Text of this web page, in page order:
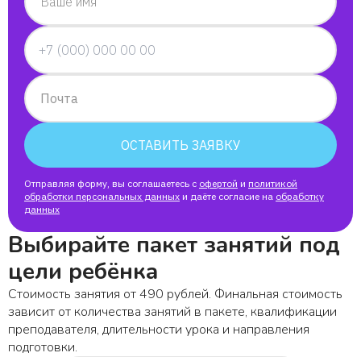
Почта
ОСТАВИТЬ ЗАЯВКУ
Отправляя форму, вы соглашаетесь с офертой и политикой
обработки персональных данных и даёте согласие на обработку
данных
Выбирайте пакет занятий под
цели ребёнка
Стоимость занятия от 490 рублей. Финальная стоимость
зависит от количества занятий в пакете, квалификации
преподавателя, длительности урока и направления
подготовки.